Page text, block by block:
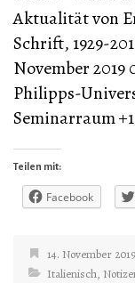
Aktualität von
Schrift, 1929-
November 2019
Philipps-
Seminarraum
Teilen mit:
Facebook
14. November 2019
Italienisch,